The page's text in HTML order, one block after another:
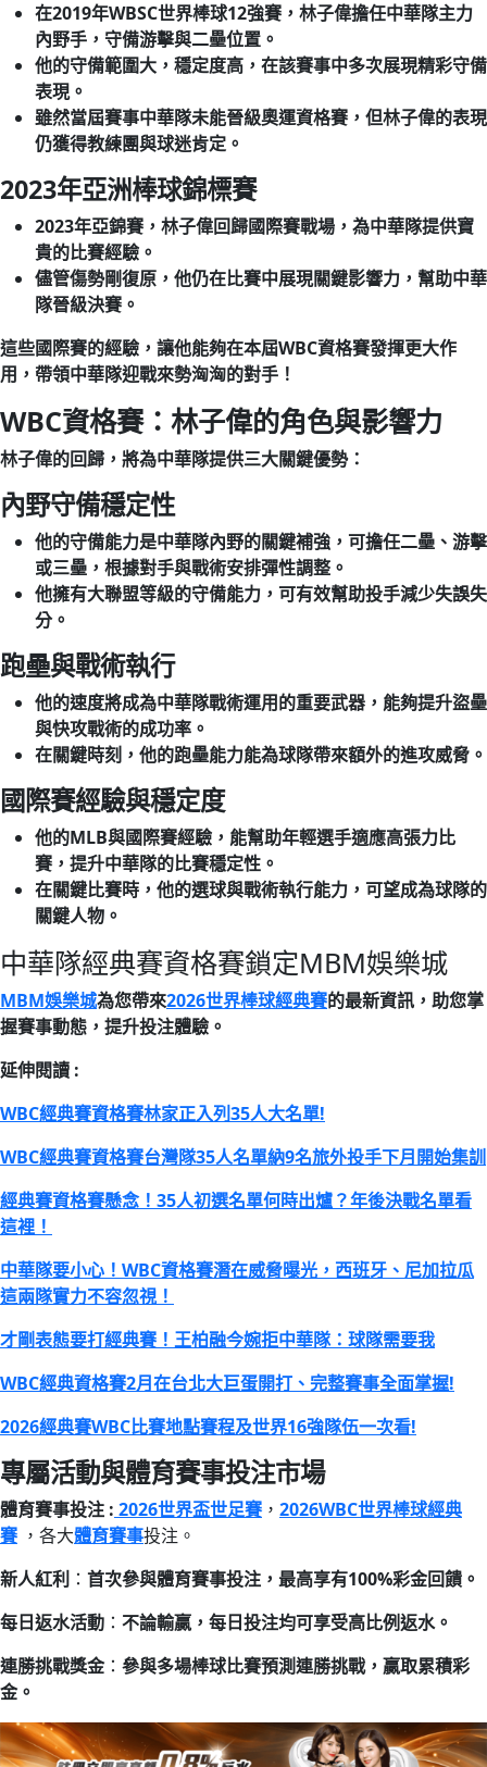
在2019年WBSC世界棒球12強賽，林子偉擔任中華隊主力
內野手，守備游擊與二壘位置。
他的守備範圍大，穩定度高，在該賽事中多次展現精彩守備
表現。
雖然當屆賽事中華隊未能晉級奧運資格賽，但林子偉的表現
仍獲得教練團與球迷肯定。
2023年亞洲棒球錦標賽
2023年亞錦賽，林子偉回歸國際賽戰場，為中華隊提供寶
貴的比賽經驗。
儘管傷勢剛復原，他仍在比賽中展現關鍵影響力，幫助中華
隊晉級決賽。
這些國際賽的經驗，讓他能夠在本屆WBC資格賽發揮更大作
用，帶領中華隊迎戰來勢洶洶的對手！
WBC資格賽：林子偉的角色與影響力
林子偉的回歸，將為中華隊提供三大關鍵優勢：
內野守備穩定性
他的守備能力是中華隊內野的關鍵補強，可擔任二壘、游擊
或三壘，根據對手與戰術安排彈性調整。
他擁有大聯盟等級的守備能力，可有效幫助投手減少失誤失
分。
跑壘與戰術執行
他的速度將成為中華隊戰術運用的重要武器，能夠提升盜壘
與快攻戰術的成功率。
在關鍵時刻，他的跑壘能力能為球隊帶來額外的進攻威脅。
國際賽經驗與穩定度
他的MLB與國際賽經驗，能幫助年輕選手適應高張力比
賽，提升中華隊的比賽穩定性。
在關鍵比賽時，他的選球與戰術執行能力，可望成為球隊的
關鍵人物。
中華隊經典賽資格賽鎖定MBM娛樂城
MBM娛樂城為您帶來2026世界棒球經典賽的最新資訊，助您掌
握賽事動態，提升投注體驗。
延伸閱讀 :
WBC經典賽資格賽林家正入列35人大名單!
WBC經典賽資格賽台灣隊35人名單納9名旅外投手下月開始集訓
經典賽資格賽懸念！35人初選名單何時出爐？年後決戰名單看
這裡！
中華隊要小心！WBC資格賽潛在威脅曝光，西班牙、尼加拉瓜
這兩隊實力不容忽視！
才剛表態要打經典賽！王柏融今婉拒中華隊：球隊需要我
WBC經典資格賽2月在台北大巨蛋開打、完整賽事全面掌握!
2026經典賽WBC比賽地點賽程及世界16強隊伍一次看!
專屬活動與體育賽事投注市場
體育賽事投注 : 2026世界盃世足賽 ， 2026WBC世界棒球經典
賽 ，各大體育賽事投注。
新人紅利 ： 首次參與體育賽事投注，最高享有100%彩金回饋。
每日返水活動 ： 不論輸贏，每日投注均可享受高比例返水。
連勝挑戰獎金： 參與多場棒球比賽預測連勝挑戰，贏取累積彩
金。